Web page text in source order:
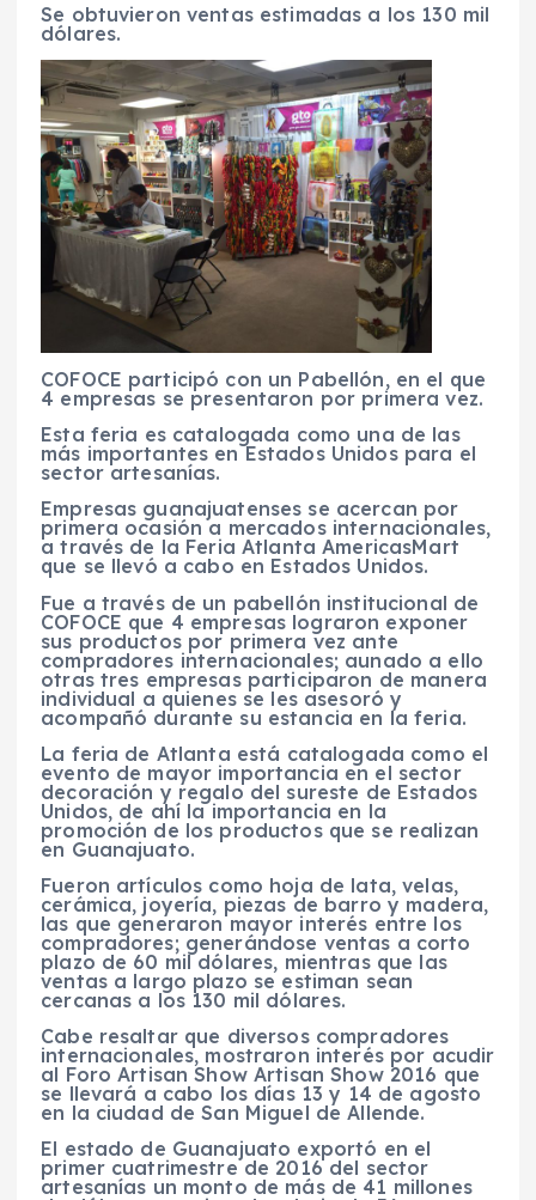
Se obtuvieron ventas estimadas a los 130 mil
dólares.
COFOCE participó con un Pabellón, en el que
4 empresas se presentaron por primera vez.
Esta feria es catalogada como una de las
más importantes en Estados Unidos para el
sector artesanías.
Empresas guanajuatenses se acercan por
primera ocasión a mercados internacionales,
a través de la Feria Atlanta AmericasMart
que se llevó a cabo en Estados Unidos.
Fue a través de un pabellón institucional de
COFOCE que 4 empresas lograron exponer
sus productos por primera vez ante
compradores internacionales; aunado a ello
otras tres empresas participaron de manera
individual a quienes se les asesoró y
acompañó durante su estancia en la feria.
La feria de Atlanta está catalogada como el
evento de mayor importancia en el sector
decoración y regalo del sureste de Estados
Unidos, de ahí la importancia en la
promoción de los productos que se realizan
en Guanajuato.
Fueron artículos como hoja de lata, velas,
cerámica, joyería, piezas de barro y madera,
las que generaron mayor interés entre los
compradores; generándose ventas a corto
plazo de 60 mil dólares, mientras que las
ventas a largo plazo se estiman sean
cercanas a los 130 mil dólares.
Cabe resaltar que diversos compradores
internacionales, mostraron interés por acudir
al Foro Artisan Show Artisan Show 2016 que
se llevará a cabo los días 13 y 14 de agosto
en la ciudad de San Miguel de Allende.
El estado de Guanajuato exportó en el
primer cuatrimestre de 2016 del sector
artesanías un monto de más de 41 millones